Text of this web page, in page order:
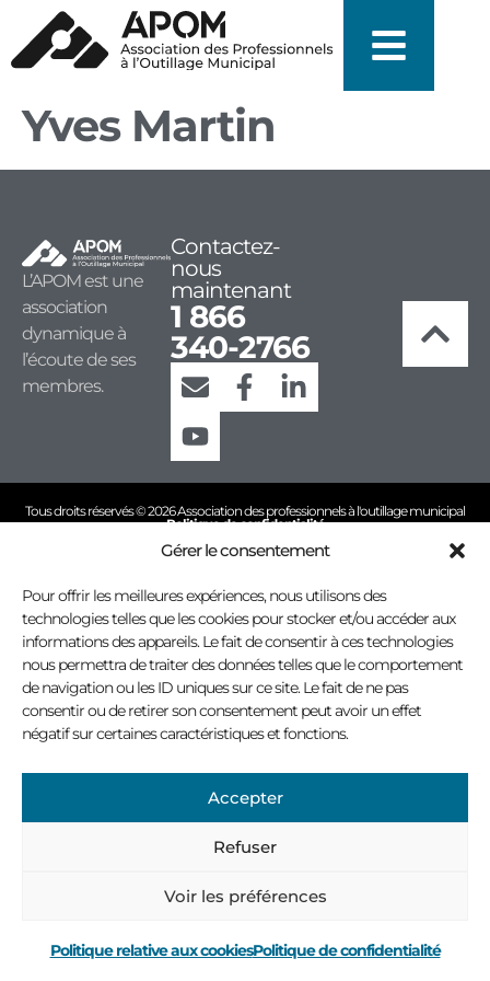
Gérer le consentement
Pour offrir les meilleures expériences, nous utilisons des
technologies telles que les cookies pour stocker et/ou accéder aux
informations des appareils. Le fait de consentir à ces technologies
nous permettra de traiter des données telles que le comportement
de navigation ou les ID uniques sur ce site. Le fait de ne pas
consentir ou de retirer son consentement peut avoir un effet
négatif sur certaines caractéristiques et fonctions.
Accepter
Refuser
Voir les préférences
Politique relative aux cookiesPolitique de confidentialité
Yves Martin
L’APOM est une
association
dynamique à
l’écoute de ses
membres.
Contactez-
nous
maintenant
1 866
340-2766
Tous droits réservés © 2026 Association des professionnels à l'outillage municipal
Politique de confidentialité